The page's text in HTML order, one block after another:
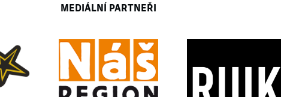
MEDIÁLNÍ PARTNEŘI